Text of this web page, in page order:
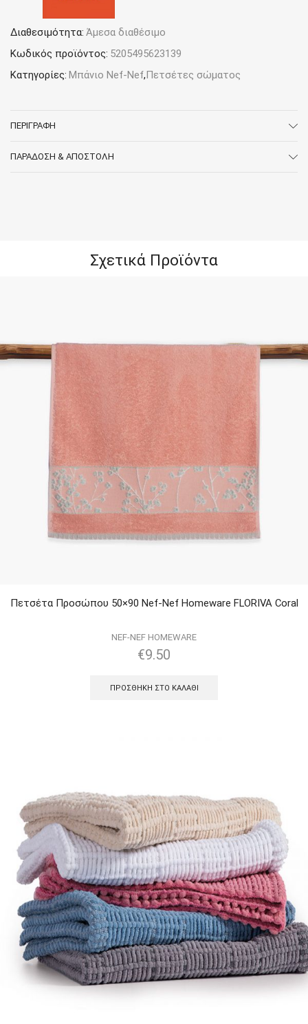
Premium
Margot
ποσότητα
Διαθεσιμότητα: Άμεσα διαθέσιμο
Κωδικός προϊόντος: 5205495623139
Κατηγορίες: Μπάνιο Nef-Nef,Πετσέτες σώματος
ΠΕΡΙΓΡΑΦΉ
ΠΑΡΆΔΟΣΗ & ΑΠΟΣΤΟΛΉ
Σχετικά Προϊόντα
Πετσέτα Προσώπου 50×90 Nef-Nef Homeware FLORIVA Coral
NEF-NEF HOMEWARE
€9.50
ΠΡΟΣΘΉΚΗ ΣΤΟ ΚΑΛΆΘΙ